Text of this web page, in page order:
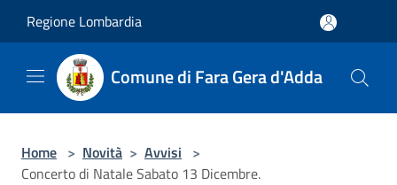
Regione Lombardia
Comune di Fara Gera d'Adda
Home > Novità > Avvisi >
Concerto di Natale Sabato 13 Dicembre.